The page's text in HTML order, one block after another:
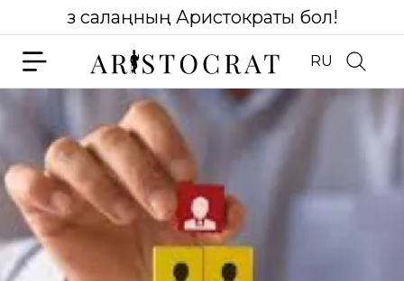
Өз салаңның Аристократы бол!
RU